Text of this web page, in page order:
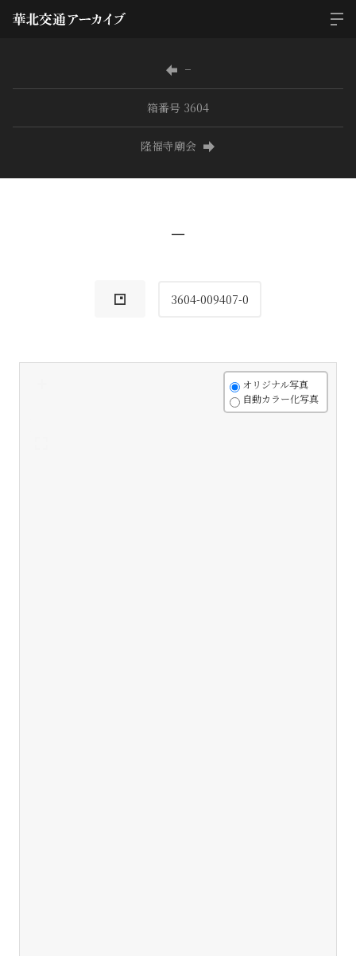
−
箱番号 3604
隆福寺廟会
−
3604-009407-0
オリジナル写真
自動カラー化写真